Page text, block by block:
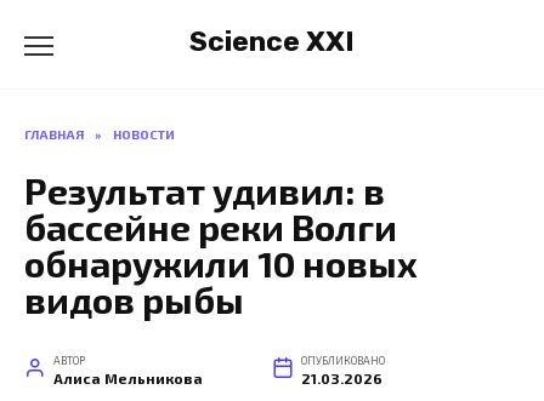
содержанию
Science XXI
ГЛАВНАЯ » НОВОСТИ
Результат удивил: в
бассейне реки Волги
обнаружили 10 новых
видов рыбы
АВТОР
Алиса Мельникова
ОПУБЛИКОВАНО
21.03.2026